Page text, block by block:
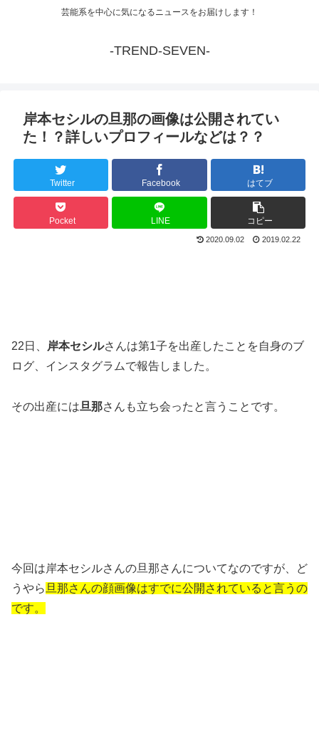
芸能系を中心に気になるニュースをお届けします！
-TREND-SEVEN-
岸本セシルの旦那の画像は公開されてい
た！？詳しいプロフィールなどは？？
Twitter Facebook はてブ
Pocket LINE コピー
2020.09.02 2019.02.22
22日、 岸本セシルさんは第1子を出産したことを自身のブ
ログ、インスタグラムで報告しました。
その出産には旦那さんも立ち会ったと言うことです。
今回は岸本セシルさんの旦那さんについてなのですが、ど
うやら 旦那さんの顔画像はすでに公開されていると言うの
です。